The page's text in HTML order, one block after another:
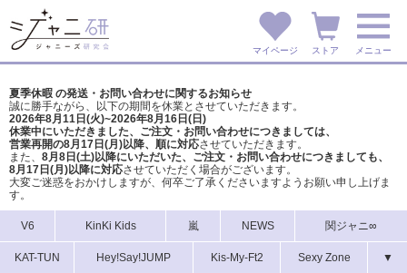
マイページ ストア メニュー
夏季休暇 の発送・お問い合わせに関するお知らせ
誠に勝手ながら、以下の期間を休業とさせていただきます。
2026年8月11日(火)~2026年8月16日(日)
休業中にいただきました、ご注文・お問い合わせにつきましては、
営業再開の8月17日(月)以降、順に対応させていただきます。
また、 8月8日(土)以降にいただいた、ご注文・ お問い合わせにつきましても、
8月17日(月)以降に対応させていただく場合がございます。
大変ご迷惑をおかけしますが、 何卒ご了承くださいますようお願い申し上げま
す。
V6 KinKi Kids 嵐 NEWS 関ジャニ∞
KAT-TUN Hey!Say!JUMP Kis-My-Ft2 Sexy Zone ▼